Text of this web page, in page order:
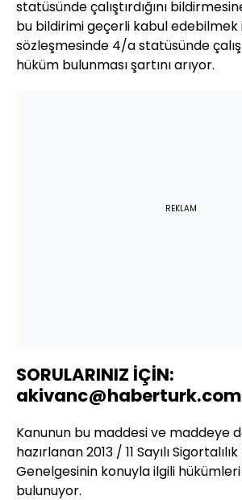
statüsünde çalıştırdığını
bu bildirimi geçerli kabul
sözleşmesinde 4/a statüsünde
hüküm bulunması şartını arıyor.
REKLAM
SORULARINIZ İÇİN:
akivanc@haberturk.com
Kanunun bu maddesi ve maddeye
hazırlanan 2013 / 11 Sayılı
Genelgesinin konuyla ilgili
bulunuyor.